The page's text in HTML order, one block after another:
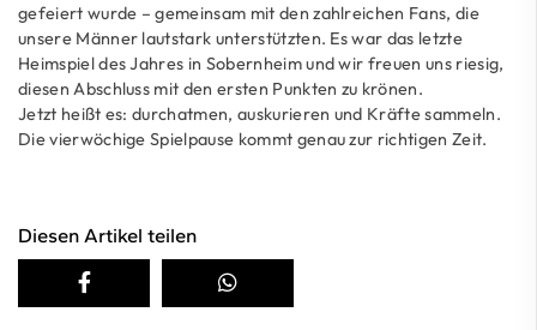
gefeiert wurde – gemeinsam mit den zahlreichen Fans, die
unsere Männer lautstark unterstützten. Es war das letzte
Heimspiel des Jahres in Sobernheim und wir freuen uns riesig,
diesen Abschluss mit den ersten Punkten zu krönen.
Jetzt heißt es: durchatmen, auskurieren und Kräfte sammeln.
Die vierwöchige Spielpause kommt genau zur richtigen Zeit.
Diesen Artikel teilen